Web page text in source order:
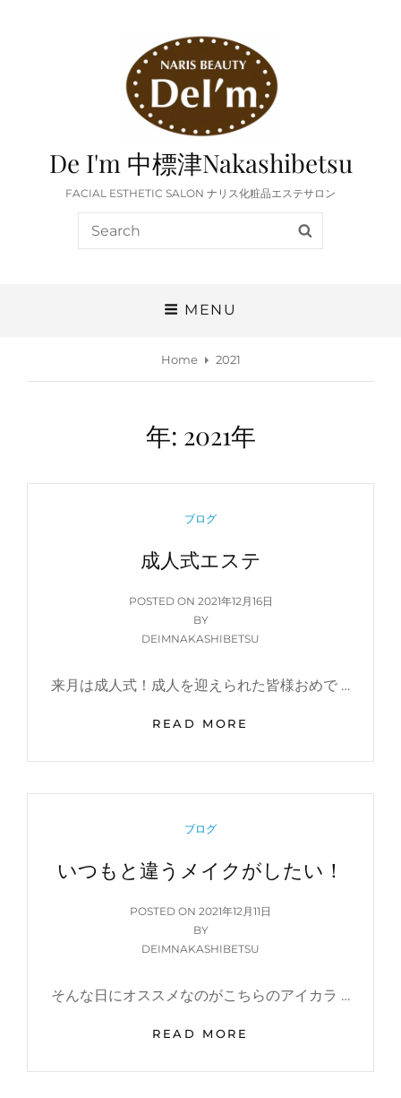
De I'm 中標津Nakashibetsu
FACIAL ESTHETIC SALON ナリス化粧品エステサロン
Search
for:
MENU
Home 2021
年: 2021年
CATEGORIES
ブログ
成人式エステ
POSTED ON POSTED
ON
2021年12月16日
BY
DEIMNAKASHIBETSU
来月は成人式！成人を迎えられた皆様おめで …
READ MORE
式
ス
CATEGORIES
ブログ
いつもと違うメイクがしたい！
POSTED ON POSTED
ON
2021年12月11日
BY
DEIMNAKASHIBETSU
そんな日にオススメなのがこちらのアイカラ …
READ MORE
も